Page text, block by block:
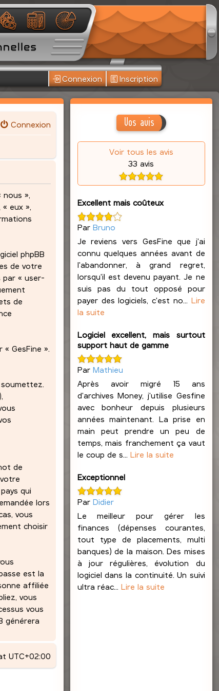
Connexion Inscription
Connexion
»,
eux »,
phpBB
de votre
par « user-
de
GesFine ».
de
qui
lors
vous
choisir
est la
affiliée
vous
vous
générera
UTC+02:00
Vos avis
Voir tous les avis
33 avis
Excellent mais coûteux
Par Bruno
Je reviens vers GesFine que j'ai
connu quelques années avant de
l'abandonner, à grand regret,
lorsqu'il est devenu payant. Je ne
suis pas du tout opposé pour
payer des logiciels, c'est no... Lire
la suite
Logiciel excellent, mais surtout
support haut de gamme
Par Mathieu
Après avoir migré 15 ans
d'archives Money, j'utilise Gesfine
avec bonheur depuis plusieurs
années maintenant. La prise en
main peut prendre un peu de
temps, mais franchement ça vaut
le coup de s... Lire la suite
Exceptionnel
Par Didier
Le meilleur pour gérer les
finances (dépenses courantes,
tout type de placements, multi
banques) de la maison. Des mises
à jour régulières, évolution du
logiciel dans la continuité. Un suivi
ultra réac... Lire la suite